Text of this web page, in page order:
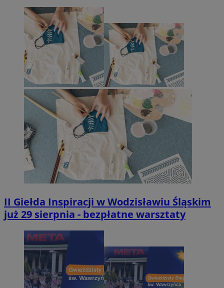
II Giełda Inspiracji w Wodzisławiu Śląskim
już 29 sierpnia - bezpłatne warsztaty